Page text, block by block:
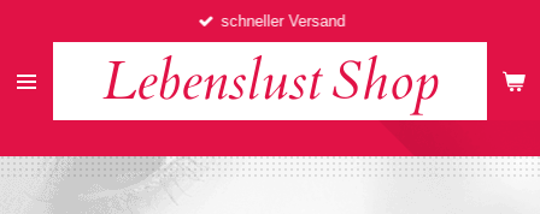
springen
LebenslustShop
schneller Versand